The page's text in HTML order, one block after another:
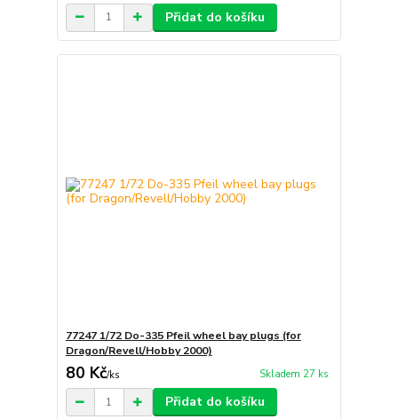
Přidat do košíku
77247 1/72 Do-335 Pfeil wheel bay plugs (for
Dragon/Revell/Hobby 2000)
80 Kč/ks Skladem 27 ks
Přidat do košíku